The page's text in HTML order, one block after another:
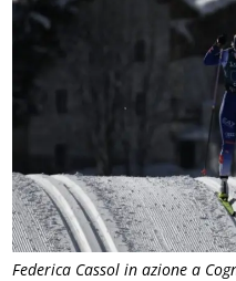
Federica Cassol in azione a